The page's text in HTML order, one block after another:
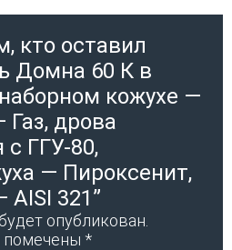
кто оставил
Домна 60 К в
кожухе —
дрова
ГГУ-80,
— Пироксенит,
321”
опубликован.
помечены *